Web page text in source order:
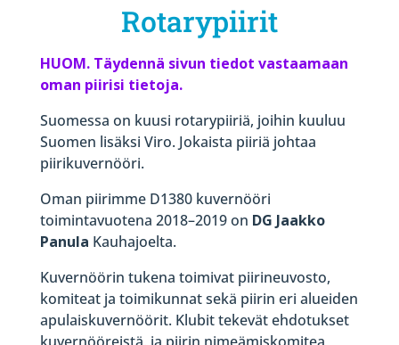
Rotarypiirit
HUOM. Täydennä sivun tiedot vastaamaan
oman piirisi tietoja.
Suomessa on kuusi rotarypiiriä, joihin kuuluu
Suomen lisäksi Viro. Jokaista piiriä johtaa
piirikuvernööri.
Oman piirimme D1380 kuvernööri
toimintavuotena 2018–2019 on DG Jaakko
Panula Kauhajoelta.
Kuvernöörin tukena toimivat piirineuvosto,
komiteat ja toimikunnat sekä piirin eri alueiden
apulaiskuvernöörit. Klubit tekevät ehdotukset
kuvernööreistä, ja piirin nimeämiskomitea